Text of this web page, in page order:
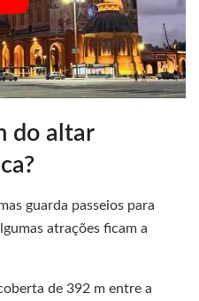
do altar
guarda passeios para
atrações ficam a
de 392 m entre a